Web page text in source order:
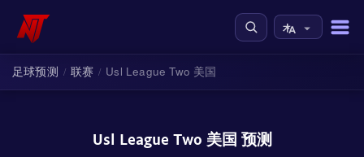
足球预测 / 联赛 / Usl League Two 美国
Usl League Two 美国 预测